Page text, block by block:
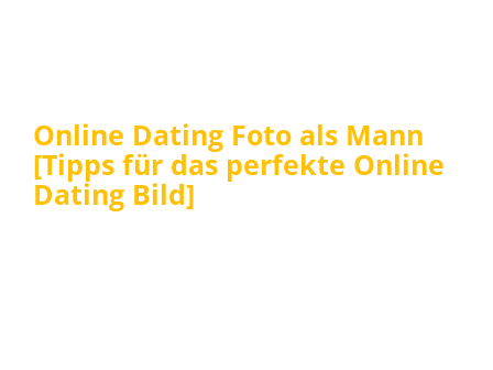
Online Dating Foto als Mann
[Tipps für das perfekte Online
Dating Bild]